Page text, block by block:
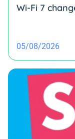
Wi-Fi 7
05/08/2026